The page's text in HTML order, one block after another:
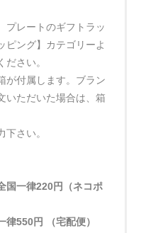
プレートのギフトラッ
ピング】カテゴリーよ
さい。
が付属します。ブラン
いただいた場合は、箱
さい。
国一律220円（ネコポ
550円 （宅配便）